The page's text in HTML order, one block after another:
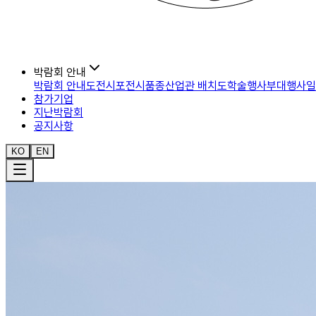
박람회 안내
박람회 안내도전시포전시품종산업관 배치도학술행사부대행사
참가기업
지난박람회
공지사항
KO EN